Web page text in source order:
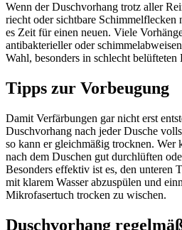
Wenn der Duschvorhang trotz aller
riecht oder sichtbare
es Zeit für einen neuen. Viele
antibakterieller oder
Wahl, besonders in schlecht belüfteten
Tipps zur Vorbeugung
Damit Verfärbungen gar nicht erst
Duschvorhang nach jeder Dusche
so kann er gleichmäßig trocknen. Wer
nach dem Duschen gut durchlüften
Besonders effektiv ist es, den unteren
mit klarem Wasser abzuspülen und
Mikrofasertuch trocken zu wischen.
Duschvorhang